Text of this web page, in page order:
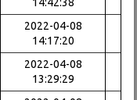
2022-04-08
14:17:20
2022-04-08
13:29:29